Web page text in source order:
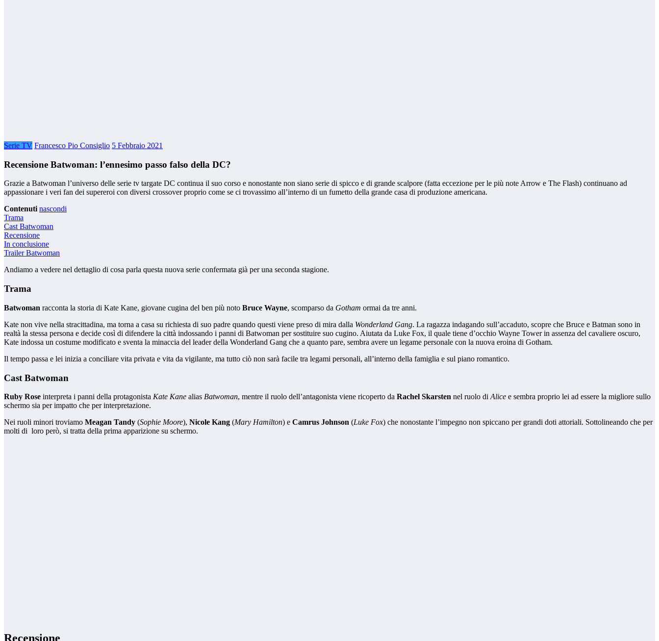
Serie TV Francesco Pio Consiglio 5 Febbraio 2021
Recensione Batwoman: l’ennesimo passo falso della DC?
Grazie a Batwoman l’universo delle serie tv targate DC continua il suo corso e nonostante non siano serie di spicco e di grande scalpore (fatta eccezione per le più note Arrow e The Flash) continuano ad
appassionare i veri fan dei supereroi con diversi crossover proprio come se ci trovassimo all’interno di un fumetto della grande casa di produzione americana.
Contenuti nascondi
Trama
Cast Batwoman
Recensione
In conclusione
Trailer Batwoman
Andiamo a vedere nel dettaglio di cosa parla questa nuova serie confermata già per una seconda stagione.
Trama
Batwoman racconta la storia di Kate Kane, giovane cugina del ben più noto Bruce Wayne, scomparso da Gotham ormai da tre anni.
Kate non vive nella stracittadina, ma torna a casa su richiesta di suo padre quando questi viene preso di mira dalla Wonderland Gang. La ragazza indagando sull’accaduto, scopre che Bruce e Batman sono in
realtà la stessa persona e decide così di difendere la città indossando i panni di Batwoman per sostituire suo cugino. Aiutata da Luke Fox, il quale tiene d’occhio Wayne Tower in assenza del cavaliere oscuro,
Kate indossa un costume modificato e sventa la minaccia del leader della Wonderland Gang che a quanto pare, sembra avere un legame personale con la nuova eroina di Gotham.
Il tempo passa e lei inizia a conciliare vita privata e vita da vigilante, ma tutto ciò non sarà facile tra legami personali, all’interno della famiglia e sul piano romantico.
Cast Batwoman
Ruby Rose interpreta i panni della protagonista Kate Kane alias Batwoman, mentre il ruolo dell’antagonista viene ricoperto da Rachel Skarsten nel ruolo di Alice e sembra proprio lei ad essere la migliore sullo
schermo sia per impatto che per interpretazione.
Nei ruoli minori troviamo Meagan Tandy (Sophie Moore), Nicole Kang (Mary Hamilton) e Camrus Johnson (Luke Fox) che nonostante l’impegno non spiccano per grandi doti attoriali. Sottolineando che per
molti di loro però, si tratta della prima apparizione su schermo.
Recensione